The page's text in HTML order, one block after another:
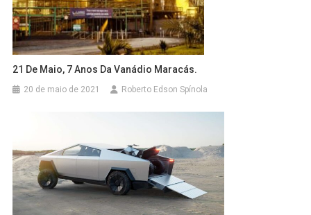
21 De Maio, 7 Anos Da Vanádio Maracás.
20 de maio de 2021 Roberto Edson Spínola